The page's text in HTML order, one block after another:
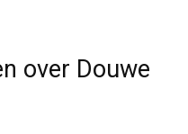
over Douwe